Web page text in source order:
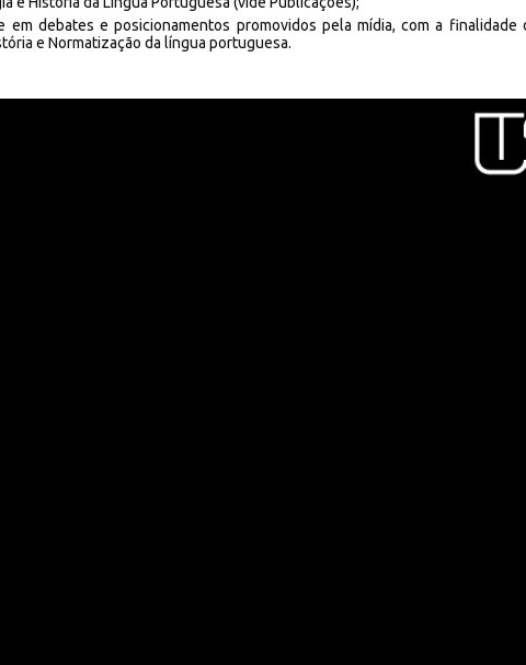
em debates e posicionamentos promovidos pela mídia, com a
e Normatização da língua portuguesa.